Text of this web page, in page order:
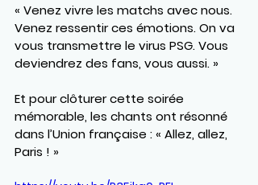
« Venez vivre les matchs avec nous.
Venez ressentir ces émotions. On va
vous transmettre le virus PSG. Vous
deviendrez des fans, vous aussi. »
Et pour clôturer cette soirée
mémorable, les chants ont résonné
dans l’Union française : « Allez, allez,
Paris ! »